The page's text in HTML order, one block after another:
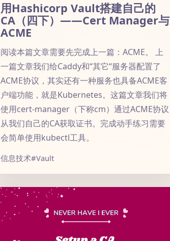
用Hashicorp Vault搭建自己的
CA（四下）——Cert Manager与
ACME
阅读本篇文章需要先完成上一篇：ACME。 上
一篇文章我们给Caddy和“其它“服务器配置了
ACME协议，其实还有一种服务也具备ACME客
户端功能，就是Kubernetes。这篇文章我们将
使用cert-manager（下称cm）通过ACME协议
从我们自己的CA获取证书。完成动手练习需要
会简单使用kubectl工具。
信息技术#Vault